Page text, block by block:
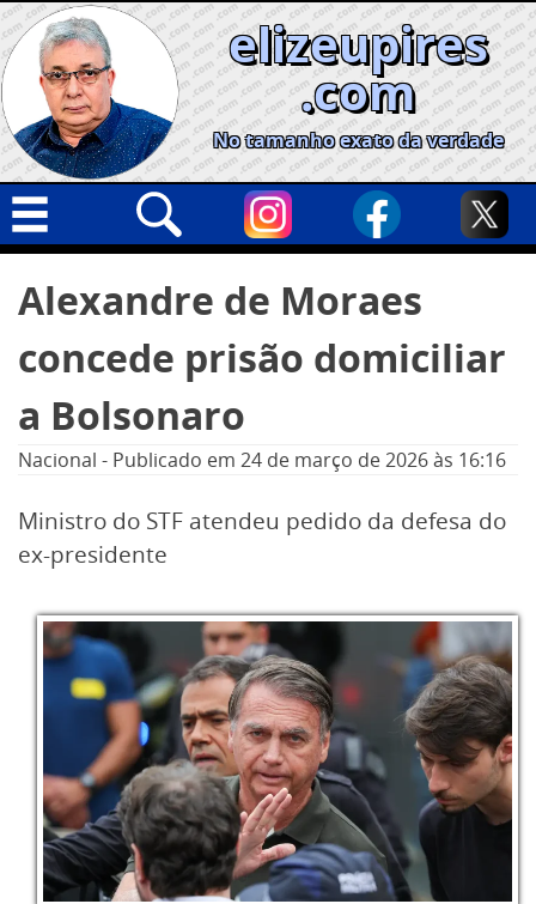
Skip
to
content
elizeupires
.com
No tamanho exato da verdade
Geral
Cidades
Política
Informe especial
por:
Alexandre de Moraes
concede prisão domiciliar
a Bolsonaro
Nacional - Publicado em 24 de março de 2026às 16:16
Ministro do STF atendeu pedido da defesa do
ex-presidente